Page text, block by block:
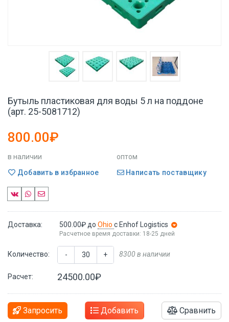
Бутыль пластиковая для воды 5 л на поддоне
(арт. 25-5081712)
800.00₽
в наличии
оптом
Добавить в избранное
Написать поставщику
Доставка: 500.00₽ до Ohio с Enhof Logistics
Расчетное время доставки: 18-25 дней
Количество: - + 8300 в наличии
Расчет: 24500.00₽
Запросить Добавить Сравнить